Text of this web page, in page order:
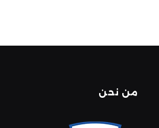
من نحن